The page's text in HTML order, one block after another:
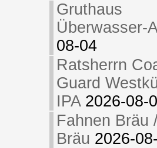
Gruthaus
Überwasser-
08-04
Ratsherrn
Guard
IPA 2026-08-
Fahnen Bräu
Bräu 2026-